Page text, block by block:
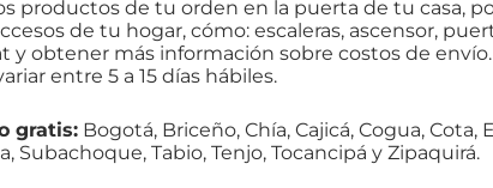
productos de tu orden en la puerta de tu casa,
de tu hogar, cómo: escaleras, ascensor,
obtener más información sobre costos de
entre 5 a 15 días hábiles.
gratis: Bogotá, Briceño, Chía, Cajicá, Cogua,
Subachoque, Tabio, Tenjo, Tocancipá y Zipaquirá.